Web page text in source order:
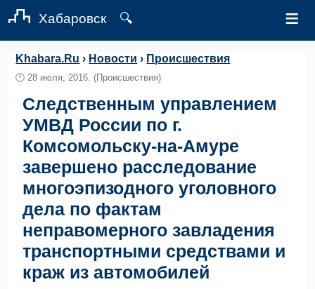
Хабаровск 🔍 ≡
Khabara.Ru › Новости › Происшествия
🕛28 июля, 2016. (Происшествия)
Следственным управлением
УМВД России по г.
Комсомольску-на-Амуре
завершено расследование
многоэпизодного уголовного
дела по фактам
неправомерного завладения
транспортными средствами и
краж из автомобилей